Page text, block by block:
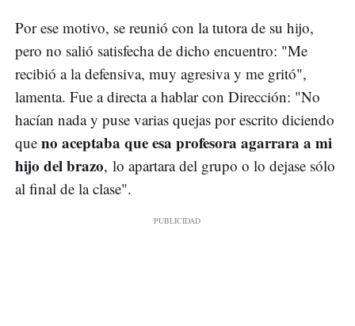
Por ese motivo, se reunió con la tutora de su hijo,
pero no salió satisfecha de dicho encuentro: "Me
recibió a la defensiva, muy agresiva y me gritó",
lamenta. Fue a directa a hablar con Dirección: "No
hacían nada y puse varias quejas por escrito diciendo
que no aceptaba que esa profesora agarrara a mi
hijo del brazo, lo apartara del grupo o lo dejase sólo
al final de la clase".